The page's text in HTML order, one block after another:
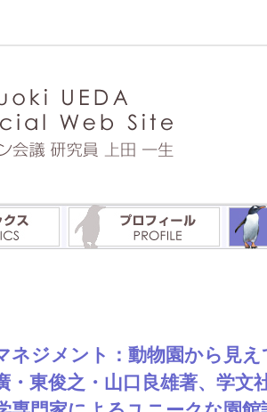
ネジメント：動物園から見
・東俊之・山口良雄著、学文